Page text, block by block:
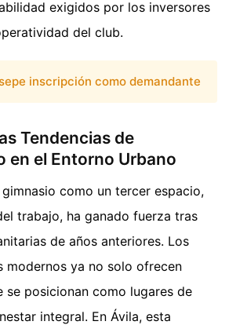
exigidos por los inversores
del club.
sepe inscripción como demandante
Tendencias de
en el Entorno Urbano
como un tercer espacio,
trabajo, ha ganado fuerza tras
de años anteriores. Los
ya no solo ofrecen
se posicionan como lugares de
integral. En Ávila, esta